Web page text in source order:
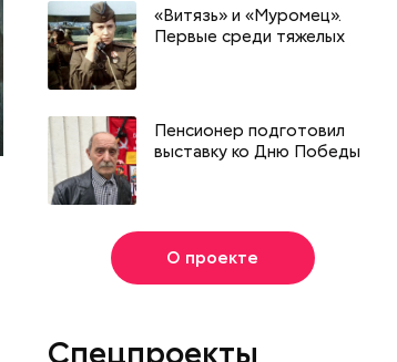
«Витязь» и «Муромец».
Первые среди тяжелых
Пенсионер подготовил
выставку ко Дню Победы
О проекте
Спецпроекты